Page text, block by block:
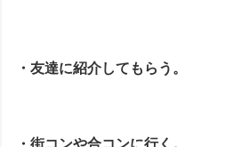
・友達に紹介してもらう。
・街コンや合コンに行く。